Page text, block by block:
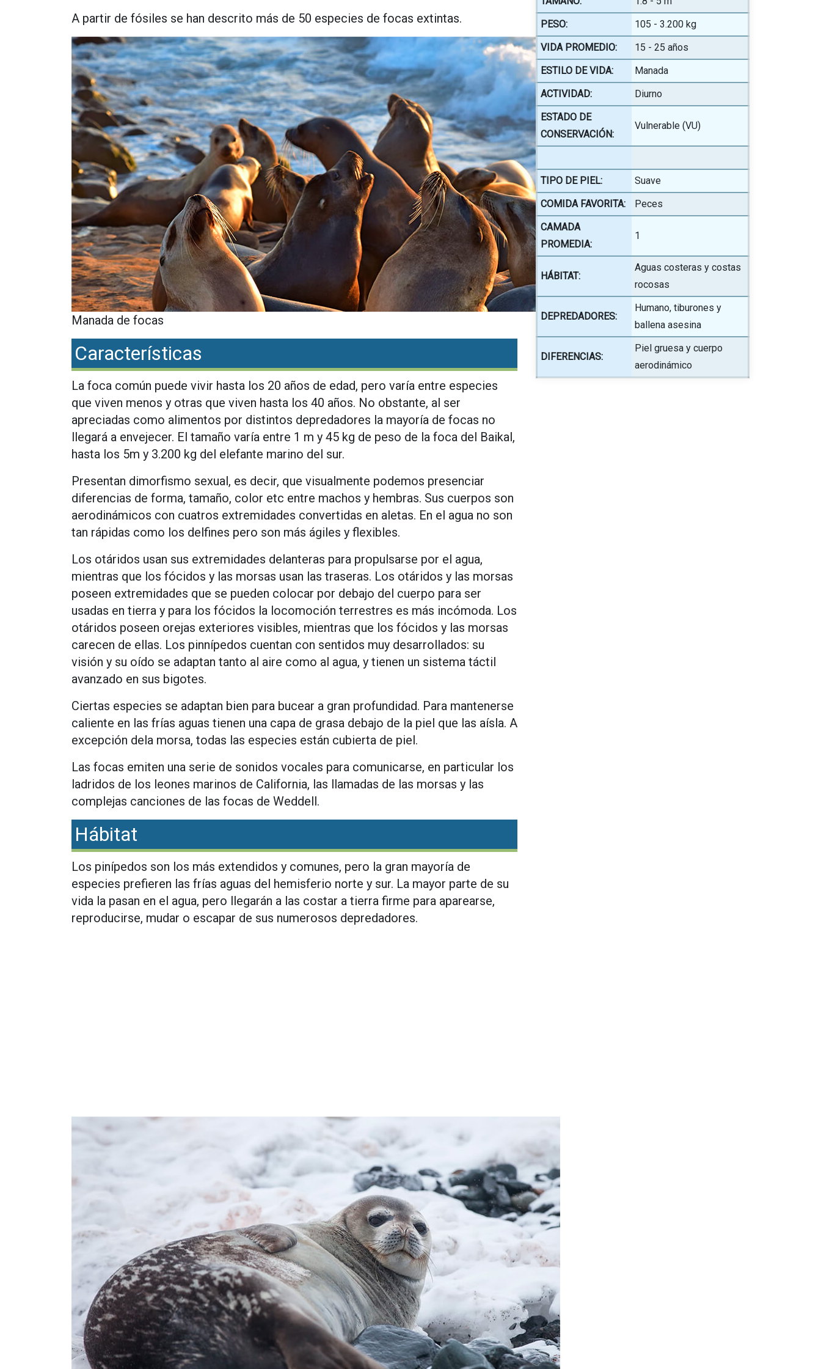
A partir de fósiles se han descrito más de 50 especies de focas extintas.
Manada de focas
Características
La foca común puede vivir hasta los 20 años de edad, pero varía entre especies
que viven menos y otras que viven hasta los 40 años. No obstante, al ser
apreciadas como alimentos por distintos depredadores la mayoría de focas no
llegará a envejecer. El tamaño varía entre 1 m y 45 kg de peso de la foca del Baikal,
hasta los 5m y 3.200 kg del elefante marino del sur.
Presentan dimorfismo sexual, es decir, que visualmente podemos presenciar
diferencias de forma, tamaño, color etc entre machos y hembras. Sus cuerpos son
aerodinámicos con cuatros extremidades convertidas en aletas. En el agua no son
tan rápidas como los delfines pero son más ágiles y flexibles.
Los otáridos usan sus extremidades delanteras para propulsarse por el agua,
mientras que los fócidos y las morsas usan las traseras. Los otáridos y las morsas
poseen extremidades que se pueden colocar por debajo del cuerpo para ser
usadas en tierra y para los fócidos la locomoción terrestres es más incómoda. Los
otáridos poseen orejas exteriores visibles, mientras que los fócidos y las morsas
carecen de ellas. Los pinnípedos cuentan con sentidos muy desarrollados: su
visión y su oído se adaptan tanto al aire como al agua, y tienen un sistema táctil
avanzado en sus bigotes.
Ciertas especies se adaptan bien para bucear a gran profundidad. Para mantenerse
caliente en las frías aguas tienen una capa de grasa debajo de la piel que las aísla. A
excepción dela morsa, todas las especies están cubierta de piel.
Las focas emiten una serie de sonidos vocales para comunicarse, en particular los
ladridos de los leones marinos de California, las llamadas de las morsas y las
complejas canciones de las focas de Weddell.
Hábitat
Los pinípedos son los más extendidos y comunes, pero la gran mayoría de
especies prefieren las frías aguas del hemisferio norte y sur. La mayor parte de su
vida la pasan en el agua, pero llegarán a las costar a tierra firme para aparearse,
reproducirse, mudar o escapar de sus numerosos depredadores.
PESO:
105 - 3.200 kg
VIDA PROMEDIO:
15 - 25 años
ESTILO DE VIDA:
Manada
ACTIVIDAD:
Diurno
ESTADO DE
CONSERVACIÓN:
Vulnerable (VU)
TIPO DE PIEL:
Suave
COMIDA FAVORITA:
Peces
CAMADA
PROMEDIA:
1
HÁBITAT:
Aguas costeras y costas
rocosas
DEPREDADORES:
Humano, tiburones y
ballena asesina
DIFERENCIAS:
Piel gruesa y cuerpo
aerodinámico